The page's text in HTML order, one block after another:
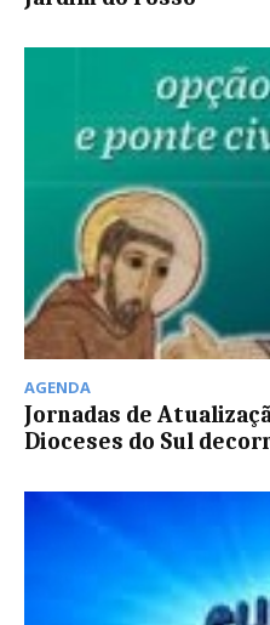
AGENDA
Jornadas de
Dioceses do Sul